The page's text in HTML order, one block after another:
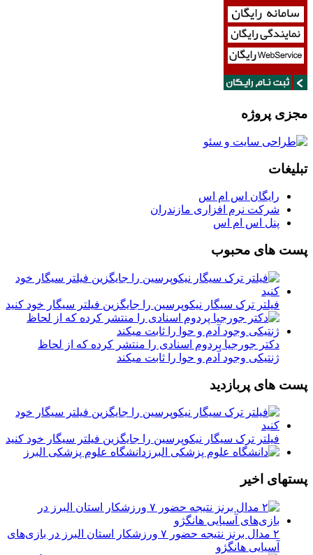
مجزی پروژه
تبلیغات
رایگان اس ام اس
شرکت نرم افزاری مازندران
پنل اس ام اس
پست های محبوب
فیلتر ترک سیگار نیکوپرسین را جایگزین فیلتر سیگار خود کنید
دکتر جورجیا پردوم اسنادی را منتشر کرده که از لحاظ
ژنتیکی وجود آدم و حوا را ثابت میکند
پست های پربازدید
فیلتر ترک سیگار نیکوپرسین را جایگزین فیلتر سیگار خود کنید
دانشگاه علوم پزشکی البرز
پستهای اخیر
۲ مدال برنز نتیجه حضور ۷ ورزشکار استان البرز در بازی‌های
آسیایی هانگژو